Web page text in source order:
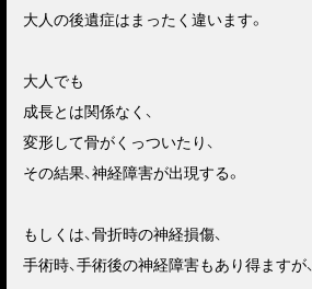
大人の後遺症はまったく違います。
大人でも
成長とは関係なく、
変形して骨がくっついたり、
その結果、神経障害が出現する。
もしくは、骨折時の神経損傷、
手術時、手術後の神経障害もあり得ますが、